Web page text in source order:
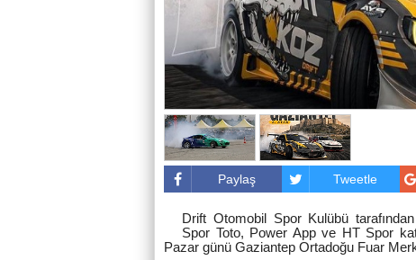
Paylaş Tweetle
Drift Otomobil Spor Kulübü
Spor Toto, Power App ve HT Spor
Pazar günü Gaziantep Ortadoğu Fuar